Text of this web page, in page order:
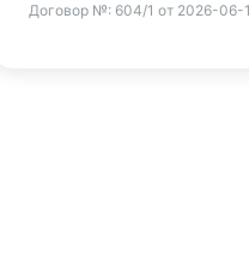
Договор №: 604/1 от 2026-06-